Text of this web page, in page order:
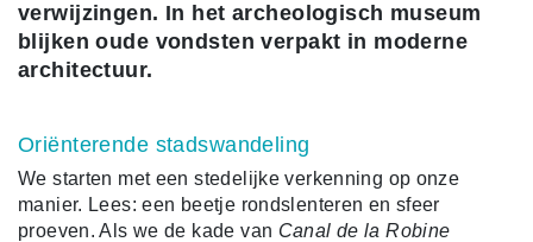
verwijzingen. In het archeologisch museum
blijken oude vondsten verpakt in moderne
architectuur.
Oriënterende stadswandeling
We starten met een stedelijke verkenning op onze
manier. Lees: een beetje rondslenteren en sfeer
proeven. Als we de kade van Canal de la Robine